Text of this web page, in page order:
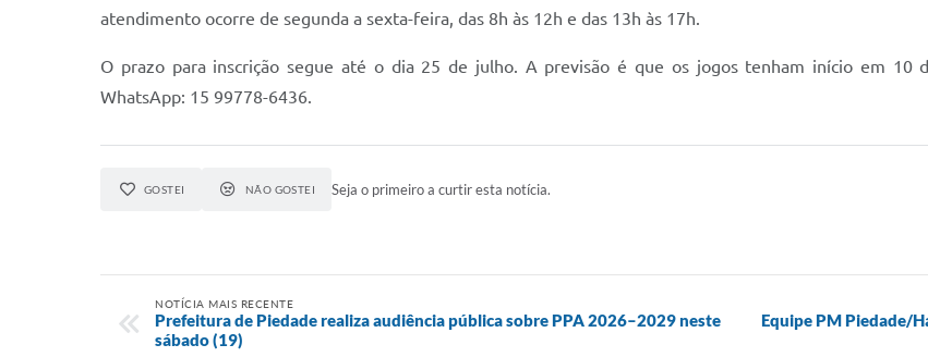
atendimento ocorre de segunda a sexta-feira, das 8h às 12h e das 13h às 17h.
O prazo para inscrição segue até o dia 25 de julho. A previsão é que os jogos tenham início em 10
WhatsApp: 15 99778-6436.
GOSTEI NÃO GOSTEI Seja o primeiro a curtir esta notícia.
NOTÍCIA MAIS RECENTE
Prefeitura de Piedade realiza audiência pública sobre PPA 2026–2029 neste
sábado (19)
Equipe PM Piedade/